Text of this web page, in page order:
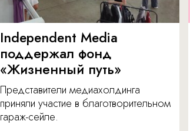
Independent Media
поддержал фонд
«Жизненный путь»
Представители медиахолдинга
приняли участие в благотворительном
гараж-сейле.